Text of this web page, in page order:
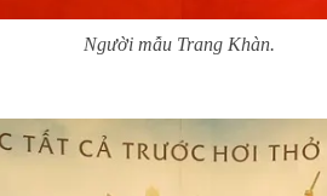
Người mẫu Trang Khàn.